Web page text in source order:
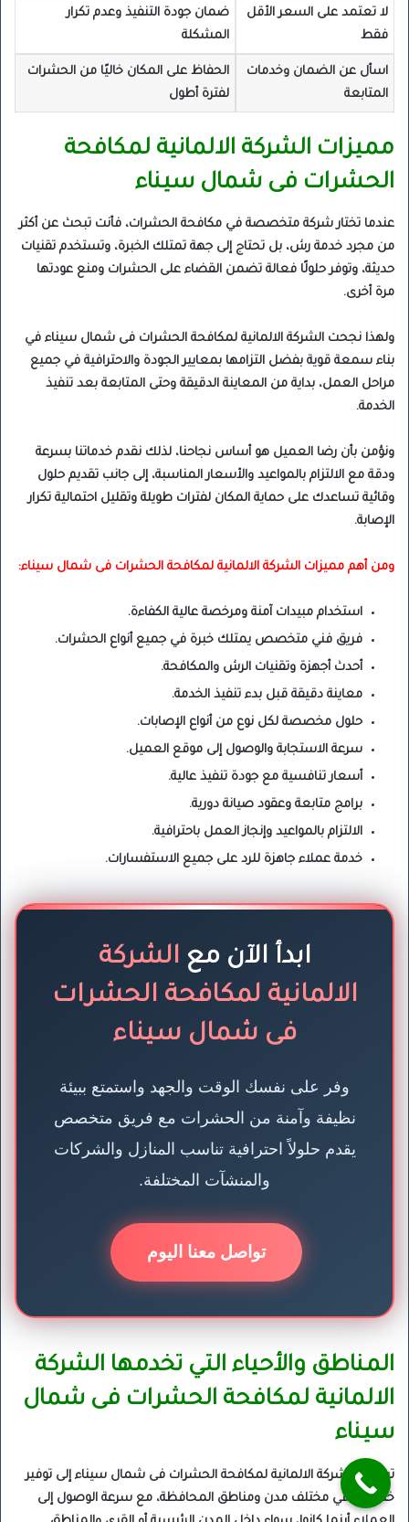
لا تعتمد على السعر الأقل
فقط
ضمان جودة التنفيذ وعدم تكرار
المشكلة
اسأل عن الضمان وخدمات
المتابعة
الحفاظ على المكان خاليًا من الحشرات
لفترة أطول
مميزات الشركة الالمانية لمكافحة
الحشرات فى شمال سيناء
عندما تختار شركة متخصصة في مكافحة الحشرات، فأنت تبحث عن أكثر
من مجرد خدمة رش، بل تحتاج إلى جهة تمتلك الخبرة، وتستخدم تقنيات
حديثة، وتوفر حلولًا فعالة تضمن القضاء على الحشرات ومنع عودتها
مرة أخرى.
ولهذا نجحت الشركة الالمانية لمكافحة الحشرات فى شمال سيناء في
بناء سمعة قوية بفضل التزامها بمعايير الجودة والاحترافية في جميع
مراحل العمل، بداية من المعاينة الدقيقة وحتى المتابعة بعد تنفيذ
الخدمة.
ونؤمن بأن رضا العميل هو أساس نجاحنا، لذلك نقدم خدماتنا بسرعة
ودقة مع الالتزام بالمواعيد والأسعار المناسبة، إلى جانب تقديم حلول
وقائية تساعدك على حماية المكان لفترات طويلة وتقليل احتمالية تكرار
الإصابة.
ومن أهم مميزات الشركة الالمانية لمكافحة الحشرات فى شمال سيناء:
استخدام مبيدات آمنة ومرخصة عالية الكفاءة.
فريق فني متخصص يمتلك خبرة في جميع أنواع الحشرات.
أحدث أجهزة وتقنيات الرش والمكافحة.
معاينة دقيقة قبل بدء تنفيذ الخدمة.
حلول مخصصة لكل نوع من أنواع الإصابات.
سرعة الاستجابة والوصول إلى موقع العميل.
أسعار تنافسية مع جودة تنفيذ عالية.
برامج متابعة وعقود صيانة دورية.
الالتزام بالمواعيد وإنجاز العمل باحترافية.
خدمة عملاء جاهزة للرد على جميع الاستفسارات.
ابدأ الآن مع الشركة
الالمانية لمكافحة الحشرات
فى شمال سيناء
وفر على نفسك الوقت والجهد واستمتع ببيئة
نظيفة وآمنة من الحشرات مع فريق متخصص
يقدم حلولاً احترافية تناسب المنازل والشركات
والمنشآت المختلفة.
تواصل معنا اليوم
المناطق والأحياء التي تخدمها الشركة
الالمانية لمكافحة الحشرات فى شمال
سيناء
تسعى الشركة الالمانية لمكافحة الحشرات فى شمال سيناء إلى توفير
خدماتها في مختلف مدن ومناطق المحافظة، مع سرعة الوصول إلى